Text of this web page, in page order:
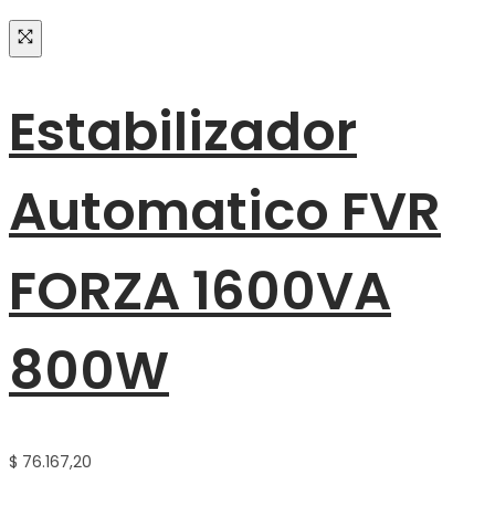
Estabilizador
Automatico FVR
FORZA 1600VA
800W
$ 76.167,20